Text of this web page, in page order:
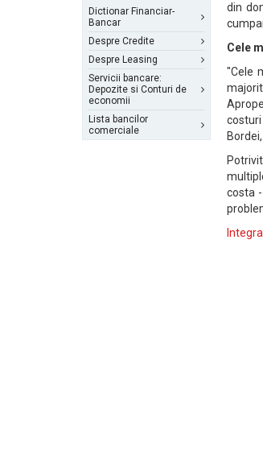
Dictionar Financiar-
Bancar
Despre Credite
Despre Leasing
Servicii bancare:
Depozite si Conturi de
economii
Lista bancilor
comerciale
din
Cele
"Cele
costuri
costa